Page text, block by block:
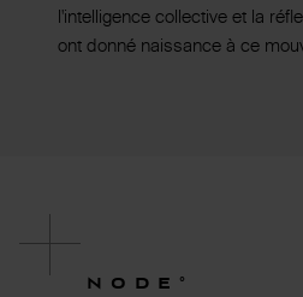
l'intelligence collective et la
ont donné naissance à ce
NODE°